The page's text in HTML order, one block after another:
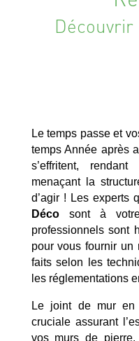
Découvrir
Le temps passe et
temps Année après
s’effritent,
menaçant la
d’agir ! Les experts
Décosont à votre
professionnels sont
pour vous fournir un
faits selon les
les réglementations
Le joint de mur en
cruciale assurant
vos murs de